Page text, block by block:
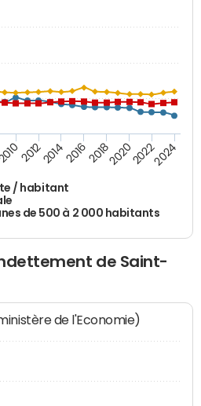
/ habitant
de 500 à 2 000 habitants
2012201420162018202020222024
de Saint-
de l'Economie)